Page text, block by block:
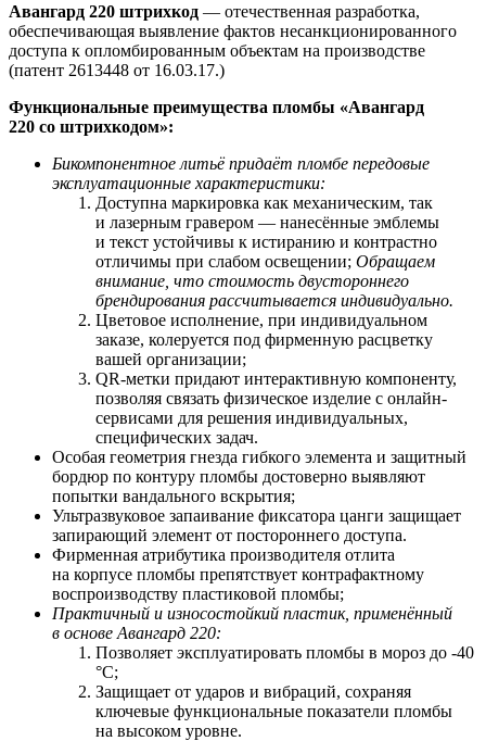
Авангард 220 штрихкод — отечественная разработка,
обеспечивающая выявление фактов несанкционированного
доступа к опломбированным объектам на производстве
(патент 2613448 от 16.03.17.)
Функциональные преимущества пломбы «Авангард
220 со штрихкодом»:
Бикомпонентное литьё придаёт пломбе передовые
эксплуатационные характеристики:
Доступна маркировка как механическим, так
и лазерным гравером — нанесённые эмблемы
и текст устойчивы к истиранию и контрастно
отличимы при слабом освещении; Обращаем
внимание, что стоимость двустороннего
брендирования рассчитывается индивидуально.
Цветовое исполнение, при индивидуальном
заказе, колеруется под фирменную расцветку
вашей организации;
QR-метки придают интерактивную компоненту,
позволяя связать физическое изделие с онлайн-
сервисами для решения индивидуальных,
специфических задач.
Особая геометрия гнезда гибкого элемента и защитный
бордюр по контуру пломбы достоверно выявляют
попытки вандального вскрытия;
Ультразвуковое запаивание фиксатора цанги защищает
запирающий элемент от постороннего доступа.
Фирменная атрибутика производителя отлита
на корпусе пломбы препятствует контрафактному
воспроизводству пластиковой пломбы;
Практичный и износостойкий пластик, применённый
в основе Авангард 220:
Позволяет эксплуатировать пломбы в мороз до -40
°С;
Защищает от ударов и вибраций, сохраняя
ключевые функциональные показатели пломбы
на высоком уровне.